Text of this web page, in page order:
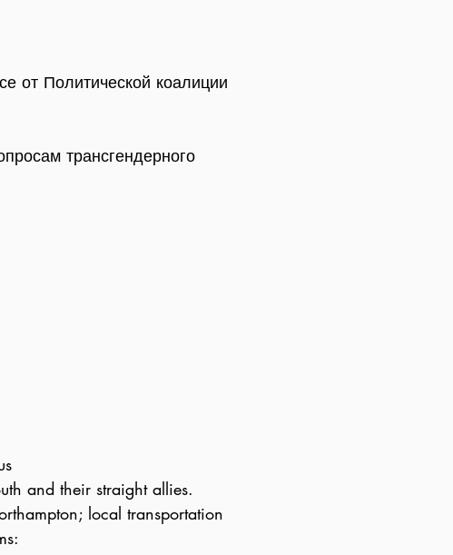
от Политической коалиции
трансгендерного
and their straight allies.
local transportation